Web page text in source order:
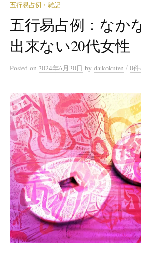
五行易占例・雑記
五行易占例：なか
出来ない20代女性
Posted on 2024年6月30日 by daikokuten / 0